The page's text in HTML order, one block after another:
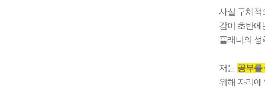
사실 구체적
감이 초반에
플래너의 성
저는 공부를
위해 자리에